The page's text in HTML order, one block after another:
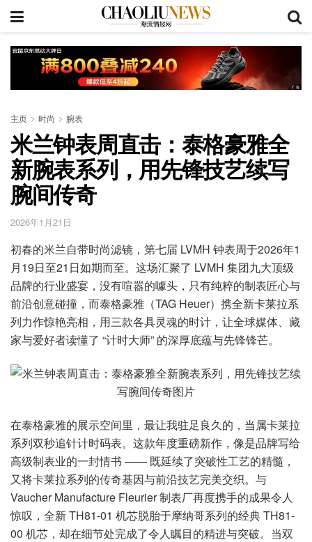
主页 时尚 腕表
米兰钟表周直击：泰格豪雅全
新腕表系列，用先锋技艺续写
腕间传奇
2026年1月21日
初春的米兰自带时尚滤镜，第七届 LVMH 钟表周于2026年1
月19日至21日如期而至。这场汇聚了 LVMH 集团九大顶级
品牌的行业盛宴，没有喧嚣的噱头，只有纯粹的制表匠心与
前沿创意碰撞，而泰格豪雅（TAG Heuer）携全新卡莱拉系
列力作惊艳亮相，用三款各具灵魂的时计，让全球媒体、藏
家与爱好者读懂了 “计时大师” 的深厚底蕴与先锋锋芒。
在泰格豪雅的展示空间里，最让我驻足良久的，当属卡莱拉
系列双秒追针计时码表。这款年度重磅新作，像是品牌写给
高级制表业的一封情书 —— 既延续了突破性工艺的精髓，
又将卡莱拉系列的传奇基因与前沿技艺完美交织。与
Vaucher Manufacture Fleurier 制表厂再度携手的成果令人
惊叹，全新 TH81-01 机芯脱胎于摩纳哥系列的经典 TH81-
00 机芯，却在细节处完成了令人瞩目的精进与突破。当双